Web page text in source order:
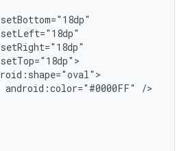
android:color="#0000FF"